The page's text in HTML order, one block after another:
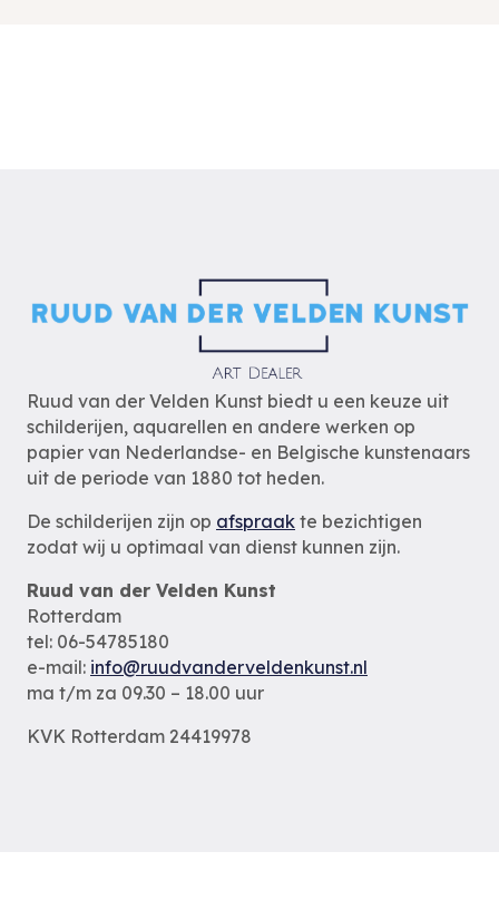
Ruud van der Velden Kunst biedt u een keuze uit
schilderijen, aquarellen en andere werken op
papier van Nederlandse- en Belgische kunstenaars
uit de periode van 1880 tot heden.
De schilderijen zijn op afspraak te bezichtigen
zodat wij u optimaal van dienst kunnen zijn.
Ruud van der Velden Kunst
Rotterdam
tel: 06-54785180
e-mail: info@ruudvanderveldenkunst.nl
ma t/m za 09.30 – 18.00 uur
KVK Rotterdam 24419978